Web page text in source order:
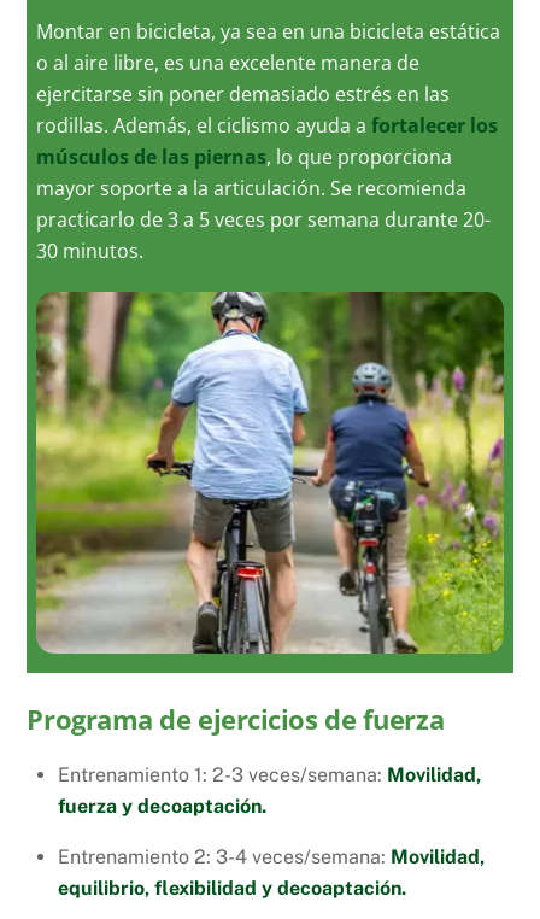
Montar en bicicleta, ya sea en una bicicleta estática
o al aire libre, es una excelente manera de
ejercitarse sin poner demasiado estrés en las
rodillas. Además, el ciclismo ayuda afortalecer los
músculos de las piernas, lo que proporciona
mayor soporte a la articulación. Se recomienda
practicarlo de 3 a 5 veces por semana durante 20-
30 minutos.
Programa de ejercicios de fuerza
Entrenamiento 1: 2-3 veces/semana: Movilidad,
fuerza y decoaptación.
Entrenamiento 2: 3-4 veces/semana: Movilidad,
equilibrio, flexibilidad y decoaptación.